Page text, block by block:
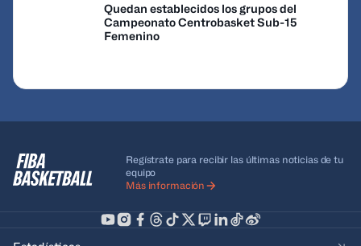
Quedan establecidos los grupos del
Campeonato Centrobasket Sub-15
Femenino
Regístrate para recibir las últimas noticias de tu
equipo
Más información